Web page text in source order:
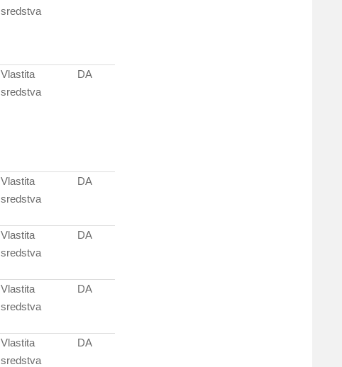
sredstva
Vlastita
sredstva
DA
Vlastita
sredstva
DA
Vlastita
sredstva
DA
Vlastita
sredstva
DA
Vlastita
sredstva
DA